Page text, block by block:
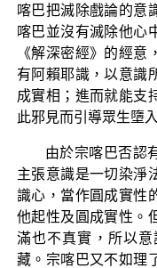
喀巴把滅除戲論的意
喀巴並沒有滅除他心
《解深密經》的經
有阿賴耶識，以意識
成實相；進而就能支
此邪見而引導眾生墮
由於宗喀巴否認
主張意識是一切染淨
識心，當作圓成實性
他起性及圓成實性。
滿也不真實，所以
藏。宗喀巴又不如理